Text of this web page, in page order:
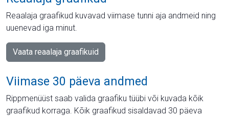
Reaalaja graafikud kuvavad viimase tunni aja andmeid ning
uuenevad iga minut.
Vaata reaalaja graafikuid
Viimase 30 päeva andmed
Rippmenüüst saab valida graafiku tüübi või kuvada kõik
graafikud korraga. Kõik graafikud sisaldavad 30 päeva